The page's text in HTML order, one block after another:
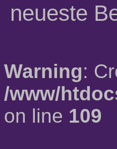
neueste
Warning:
/www/
on line 109